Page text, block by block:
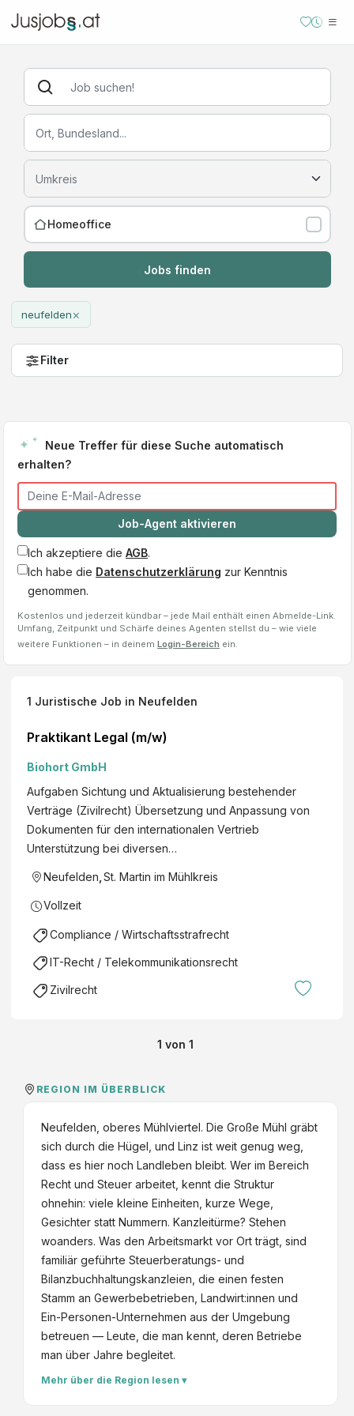
Homeoffice
Jobs finden
neufelden×
Filter
Neue Treffer für diese Suche automatisch
erhalten?
Job-Agent aktivieren
Ich akzeptiere die AGB.
Ich habe die Datenschutzerklärung zur Kenntnis
genommen.
Kostenlos und jederzeit kündbar – jede Mail enthält einen Abmelde-Link.
Umfang, Zeitpunkt und Schärfe deines Agenten stellst du – wie viele
weitere Funktionen – in deinem Login-Bereich ein.
1 Juristische Job in Neufelden
Praktikant Legal (m/w)
Biohort GmbH
Aufgaben Sichtung und Aktualisierung bestehender
Verträge (Zivilrecht) Übersetzung und Anpassung von
Dokumenten für den internationalen Vertrieb
Unterstützung bei diversen…
Neufelden St. Martin im Mühlkreis
Vollzeit
Compliance / Wirtschaftsstrafrecht
IT-Recht / Telekommunikationsrecht
Zivilrecht
1 von 1
REGION IM ÜBERBLICK
Neufelden, oberes Mühlviertel. Die Große Mühl gräbt
sich durch die Hügel, und Linz ist weit genug weg,
dass es hier noch Landleben bleibt. Wer im Bereich
Recht und Steuer arbeitet, kennt die Struktur
ohnehin: viele kleine Einheiten, kurze Wege,
Gesichter statt Nummern. Kanzleitürme? Stehen
woanders. Was den Arbeitsmarkt vor Ort trägt, sind
familiär geführte Steuerberatungs- und
Bilanzbuchhaltungskanzleien, die einen festen
Stamm an Gewerbebetrieben, Landwirt:innen und
Ein-Personen-Unternehmen aus der Umgebung
betreuen — Leute, die man kennt, deren Betriebe
man über Jahre begleitet.
Mehr über die Region lesen ▾